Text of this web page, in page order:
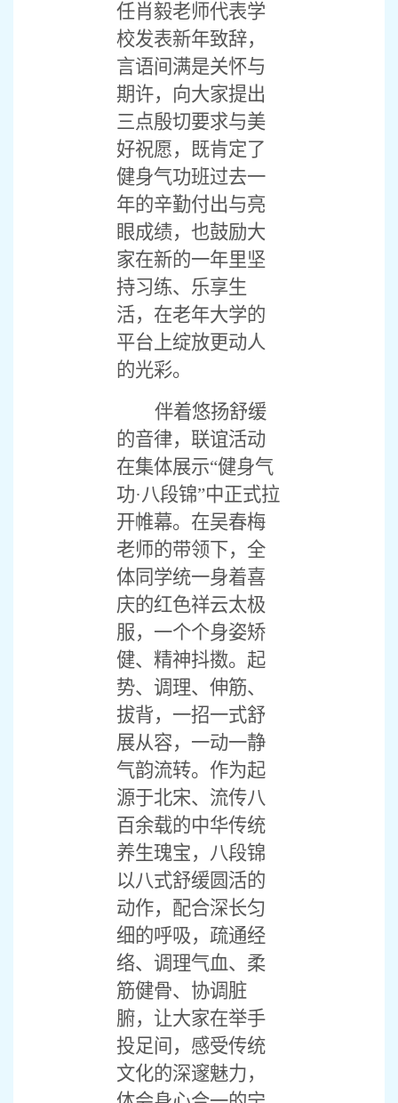
任肖毅老师代表学
校发表新年致辞，
言语间满是关怀与
期许，向大家提出
三点殷切要求与美
好祝愿，既肯定了
健身气功班过去一
年的辛勤付出与亮
眼成绩，也鼓励大
家在新的一年里坚
持习练、乐享生
活，在老年大学的
平台上绽放更动人
的光彩。
伴着悠扬舒缓
的音律，联谊活动
在集体展示“健身气
功·八段锦”中正式拉
开帷幕。在吴春梅
老师的带领下，全
体同学统一身着喜
庆的红色祥云太极
服，一个个身姿矫
健、精神抖擞。起
势、调理、伸筋、
拔背，一招一式舒
展从容，一动一静
气韵流转。作为起
源于北宋、流传八
百余载的中华传统
养生瑰宝，八段锦
以八式舒缓圆活的
动作，配合深长匀
细的呼吸，疏通经
络、调理气血、柔
筋健骨、协调脏
腑，让大家在举手
投足间，感受传统
文化的深邃魅力，